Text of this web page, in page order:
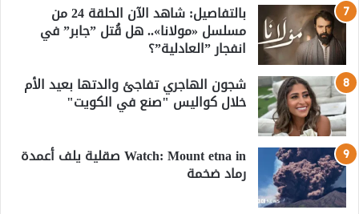
بالتفاصيل: شاهد الآن الحلقة 24 من
مسلسل «مولانا».. هل قُتل ”جابر” في
انفجار ”العادلية”؟
شجون الهاجري تفاجئ والدتها بعيد الأم
خلال كواليس "صنع في الكويت"
Watch: Mount etna in صقلية يلف أعمدة
رماد ضخمة